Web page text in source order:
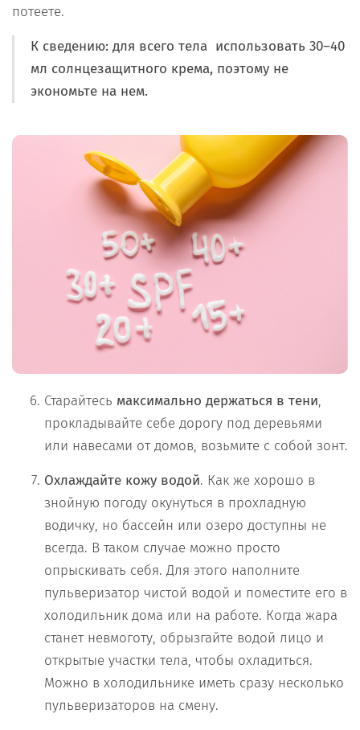
потеете.
К сведению: для всего тела использовать 30–40
мл солнцезащитного крема, поэтому не
экономьте на нем.
Старайтесь максимально держаться в тени,
прокладывайте себе дорогу под деревьями
или навесами от домов, возьмите с собой зонт.
Охлаждайте кожу водой. Как же хорошо в
знойную погоду окунуться в прохладную
водичку, но бассейн или озеро доступны не
всегда. В таком случае можно просто
опрыскивать себя. Для этого наполните
пульверизатор чистой водой и поместите его в
холодильник дома или на работе. Когда жара
станет невмоготу, обрызгайте водой лицо и
открытые участки тела, чтобы охладиться.
Можно в холодильнике иметь сразу несколько
пульверизаторов на смену.